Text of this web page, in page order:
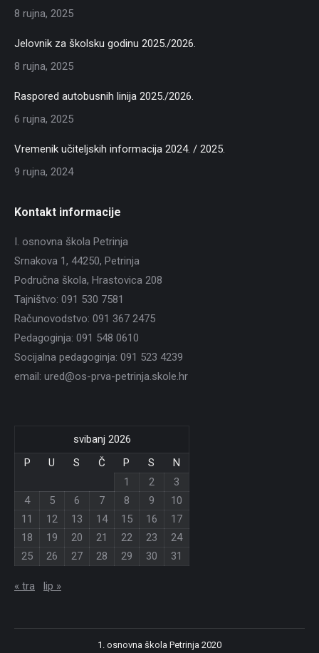
8 rujna, 2025
Jelovnik za školsku godinu 2025./2026.
8 rujna, 2025
Raspored autobusnih linija 2025./2026.
6 rujna, 2025
Vremenik učiteljskih informacija 2024. / 2025.
9 rujna, 2024
Kontakt informacije
I. osnovna škola Petrinja
Srnakova 1, 44250, Petrinja
Područna škola, Hrastovica 208
Tajništvo: 091 530 7581
Računovodstvo: 091 367 2475
Pedagoginja: 091 548 0610
Socijalna pedagoginja: 091 523 4239
email: ured@os-prva-petrinja.skole.hr
svibanj 2026
P
U S Č P S
N
1
2
3
4
5 6 7 8 9
10
11
12 13 14 15 16
17
18
19 20 21 22 23
24
25
26 27 28 29 30 31
« tra lip »
1. osnovna škola Petrinja 2020